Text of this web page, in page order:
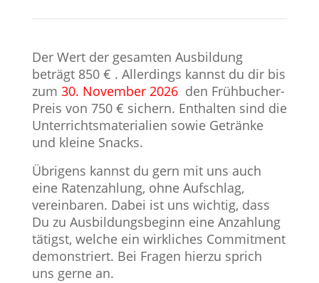
Der Wert der gesamten Ausbildung
beträgt 850 € . Allerdings kannst du dir bis
zum 30. November 2026den Frühbucher-
Preis von 750 € sichern. Enthalten sind die
Unterrichtsmaterialien sowie Getränke
und kleine Snacks.
Übrigens kannst du gern mit uns auch
eine Ratenzahlung, ohne Aufschlag,
vereinbaren. Dabei ist uns wichtig, dass
Du zu Ausbildungsbeginn eine Anzahlung
tätigst, welche ein wirkliches Commitment
demonstriert. Bei Fragen hierzu sprich
uns gerne an.